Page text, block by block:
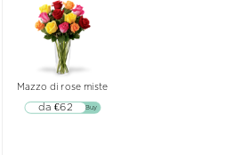
Mazzo di rose miste
▷▷ Buy
da €62